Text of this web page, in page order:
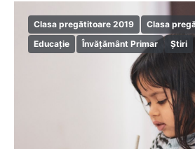
Clasa pregătitoare 2019
Clasa
Educație
Învățământ Primar Știri